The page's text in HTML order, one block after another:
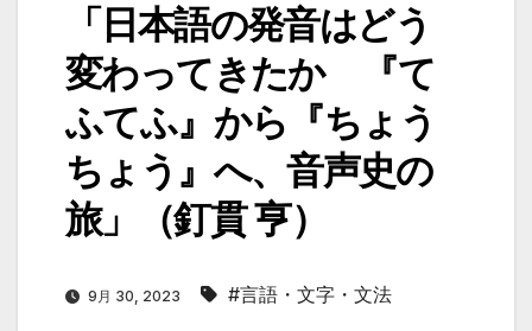
「日本語の発音はどう
変わってきたか 『て
ふてふ』から『ちょう
ちょう』へ、音声史の
旅」（釘貫 亨）
9月 30, 2023 #言語・文字・文法